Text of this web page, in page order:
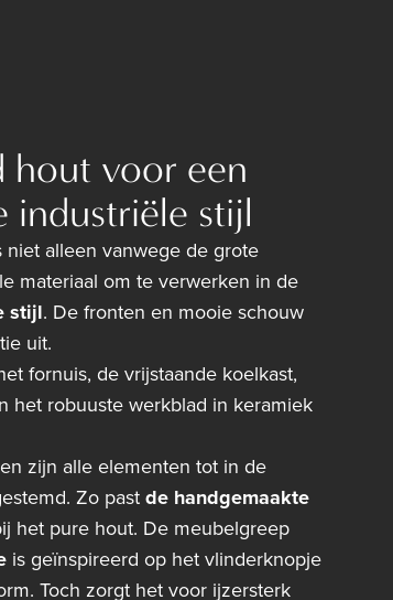
hout voor een
industriële stijl
alleen vanwege de grote
materiaal om te verwerken in de
stijl. De fronten en mooie schouw
uit.
fornuis, de vrijstaande koelkast,
het robuuste werkblad in keramiek
zijn alle elementen tot in de
Zo past de handgemaakte
het pure hout. De meubelgreep
is geïnspireerd op het vlinderknopje
Toch zorgt het voor ijzersterk